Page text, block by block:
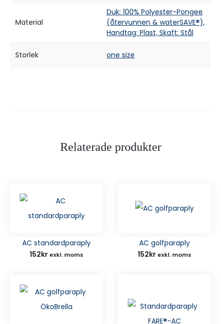
Material
Duk: 100% Polyester-Pongee
(återvunnen & waterSAVE®),
Handtag: Plast, Skaft: Stål
Storlek one size
Relaterade produkter
AC standardparaply
152kr exkl. moms
AC golfparaply
152kr exkl. moms